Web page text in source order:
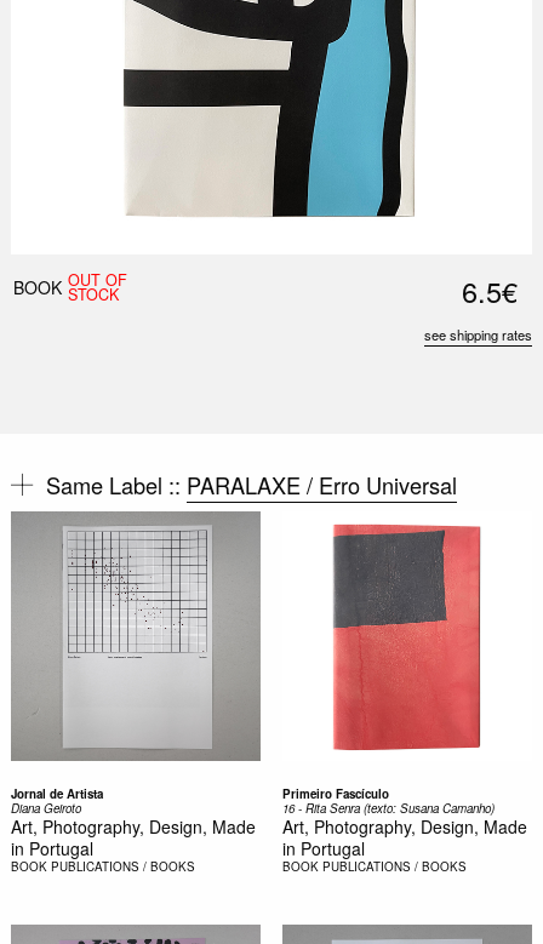
BOOK OUT OF
STOCK 6.5€
see shipping rates
Same Label :: PARALAXE / Erro Universal
Jornal de Artista
Diana Geiroto
Art, Photography, Design, Made
in Portugal
BOOK PUBLICATIONS / BOOKS
Primeiro Fascículo
16 - Rita Senra (texto: Susana Camanho)
Art, Photography, Design, Made
in Portugal
BOOK PUBLICATIONS / BOOKS